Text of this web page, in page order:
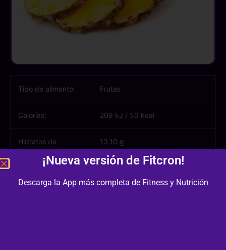
Tipo de alimento: Frutas
Calorías: 209 kJ / 50 kcal
Hidratos de
carbono:
13.10 g
Azúcares: 9.80 g
¡Nueva versión de Fitcron!
Descarga la App más completa de Fitness y Nutrición